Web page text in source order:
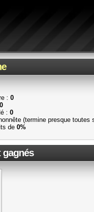
: 0
0
: 0
(termine presque toutes
de 0%